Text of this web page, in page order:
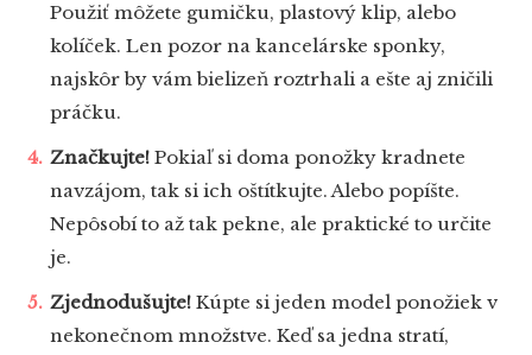
Použiť môžete gumičku, plastový klip, alebo
kolíček. Len pozor na kancelárske sponky,
najskôr by vám bielizeň roztrhali a ešte aj zničili
práčku.
Značkujte! Pokiaľ si doma ponožky kradnete
navzájom, tak si ich oštítkujte. Alebo popíšte.
Nepôsobí to až tak pekne, ale praktické to určite
je.
Zjednodušujte! Kúpte si jeden model ponožiek v
nekonečnom množstve. Keď sa jedna stratí,